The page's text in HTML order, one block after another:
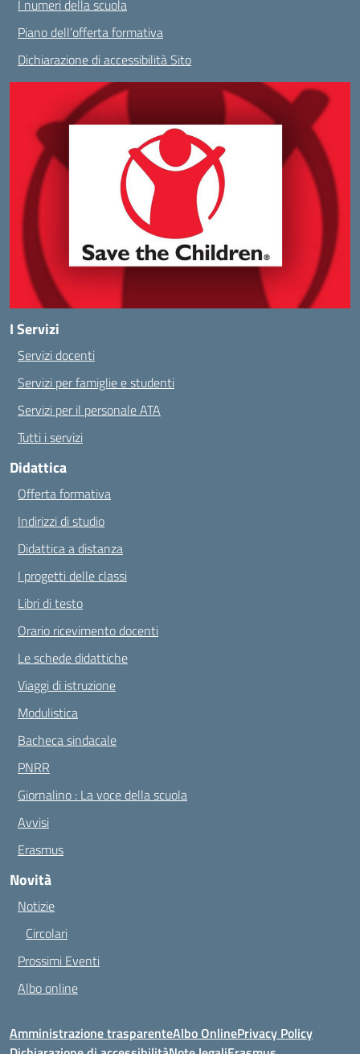
I numeri della scuola
Piano dell’offerta formativa
Dichiarazione di accessibilità Sito
I Servizi
Servizi docenti
Servizi per famiglie e studenti
Servizi per il personale ATA
Tutti i servizi
Didattica
Offerta formativa
Indirizzi di studio
Didattica a distanza
I progetti delle classi
Libri di testo
Orario ricevimento docenti
Le schede didattiche
Viaggi di istruzione
Modulistica
Bacheca sindacale
PNRR
Giornalino : La voce della scuola
Avvisi
Erasmus
Novità
Notizie
Circolari
Prossimi Eventi
Albo online
Amministrazione trasparenteAlbo OnlinePrivacy Policy